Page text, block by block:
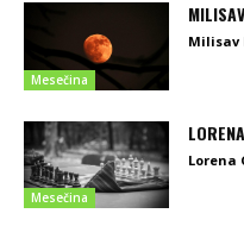
Mesečina
Milisav
Mesečina
Lorena